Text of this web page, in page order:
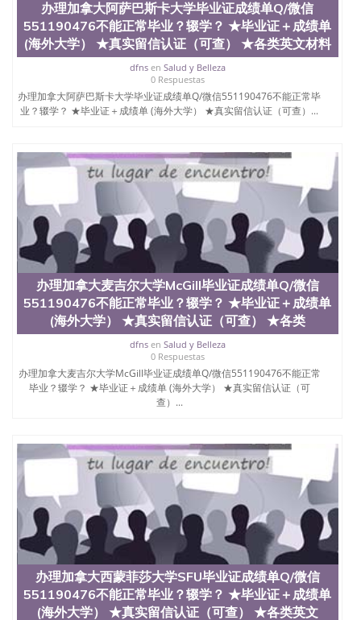
假大学毕业证QQ微信551190476国外毕业证去哪认证
QQ微信551190476找毕业证封皮QQ微信551190476国
外毕业证外壳定制QQ微信551190476快速代办国外毕
业证QQ微信551190476快速拿到国外文凭QQ微信
551190476国外留学文凭认证QQ微信551190476国外
文凭回国认证QQ微信551190476泰国文凭办理QQ微
信551190476法国留学回国证明QQ微信551190476 国
外烫金照片QQ微信551190476外国文凭在中国有用吗
外硕士文凭办理QQ微信551190476 网上买文凭可靠
吗QQ微信551190476买国外文凭质量QQ微信
551190476国外本科毕业证怎么办理QQ微信
551190476国外大学文凭真制作QQ微信551190476办
国外文凭可找工作QQ微信551190476国外大学有毕业
证QQ微信551190476办理国外毕业证价格QQ微信
551190476国外编号查询QQ微信551190476办理国外
文凭要交定金吗QQ微信551190476办国外可查文凭
QQ微信551190476网上购买真文凭可信吗QQ微信
551190476学士学位证书查询机构QQ微信551190476
国外资格证书办理QQ微信551190476如何办理学历认
证QQ微信551190476海外文凭认证办理QQ微信
551190476 圣何塞州立大学（San Jose State
University, 又译为“圣荷西州立大学”）成立于1857
年，简称SJSU，是加州历史悠久的大学之一，也是美
西地区的公立大学之一。位于圣何塞市San Jose中
心，占地154公顷。它是一所位于加利福尼亚州的著
教育质量，被《福克斯》杂志评选为全美50强公立综
合性大学，每年有来自世界各地的成百上千的海外学
生前往求学。 至今，这是一所在世界上享有学术地
位、声誉、实习机会和影响力的高等教育机构，并获
誉为美国本科教育质量的核心代表。其计算机系与会
计系更是在当今美国大学教学排名中表现优异。其毕
业生大多可以在其所处地域的世界硅谷中心得到工作
机会。许多硅谷公司甚至在学生大三和大四的学期提
供许多相应科系的实习机会。无论是加州大学系统
(UC)，还是加州州立大学系统(CSU), 圣何塞州立大学
都占据着加州所有大学中的地理位置。 圣何塞州立大
办理加拿大阿萨巴斯卡大学毕业证成绩单Q/微信
551190476不能正常毕业？辍学？ ★毕业证＋成绩单
(海外大学） ★真实留信认证（可查） ★各类英文材料
dfnsen Salud y Belleza
0 Respuestas
办理加拿大阿萨巴斯卡大学毕业证成绩单Q/微信551190476不能正常毕
业？辍学？ ★毕业证＋成绩单 (海外大学） ★真实留信认证（可查）...
办理加拿大麦吉尔大学McGill毕业证成绩单Q/微信
551190476不能正常毕业？辍学？ ★毕业证＋成绩单
(海外大学） ★真实留信认证（可查） ★各类
dfnsen Salud y Belleza
0 Respuestas
办理加拿大麦吉尔大学McGill毕业证成绩单Q/微信551190476不能正常
毕业？辍学？ ★毕业证＋成绩单 (海外大学） ★真实留信认证（可
查）...
办理加拿大西蒙菲莎大学SFU毕业证成绩单Q/微信
551190476不能正常毕业？辍学？ ★毕业证＋成绩单
(海外大学） ★真实留信认证（可查） ★各类英文